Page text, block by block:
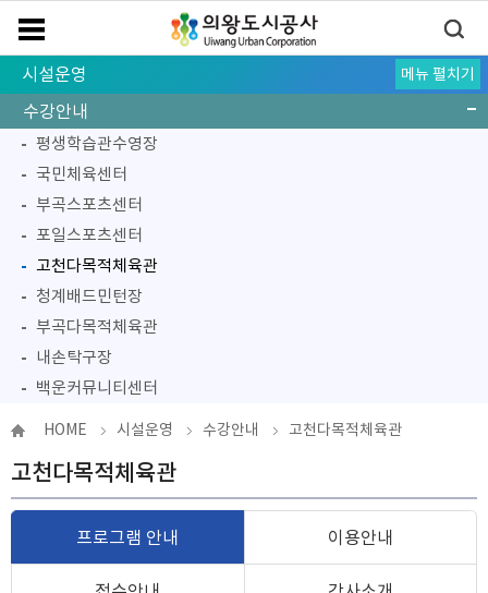
시설운영
시설현황
수강안내
평생학습관수영장
국민체육센터
부곡스포츠센터
포일스포츠센터
고천다목적체육관
청계배드민턴장
부곡다목적체육관
내손탁구장
백운커뮤니티센터
대관안내
수강신청 및 대관신청
종량제봉투판매
체육시설 및 서비스 이용약관
경기도형 바우처택시 운영지침
감면안내
메뉴 펼치기
HOME 시설운영 수강안내 고천다목적체육관
고천다목적체육관
프로그램 안내 이용안내